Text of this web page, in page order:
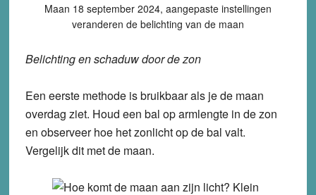
Maan 18 september 2024, aangepaste instellingen
veranderen de belichting van de maan
Belichting en schaduw door de zon
Een eerste methode is bruikbaar als je de maan
overdag ziet. Houd een bal op armlengte in de zon
en observeer hoe het zonlicht op de bal valt.
Vergelijk dit met de maan.